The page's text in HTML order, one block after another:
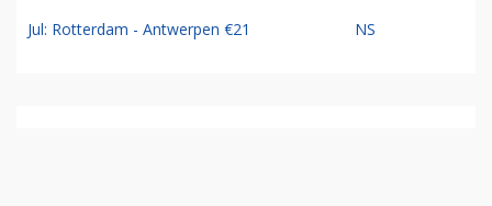
Jul: Rotterdam - Antwerpen €21 NS